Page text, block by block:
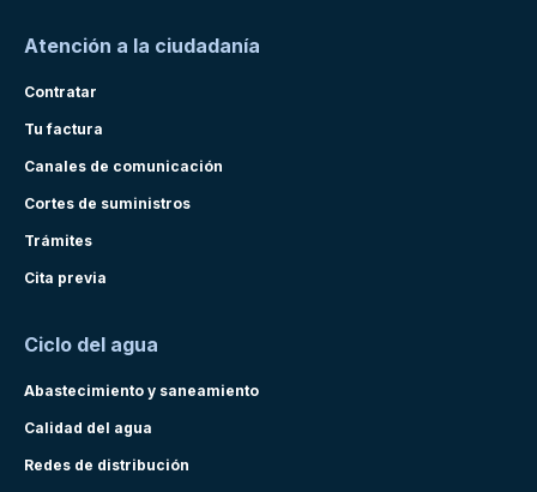
Atención a la ciudadanía
Contratar
Tu factura
Canales de comunicación
Cortes de suministros
Trámites
Cita previa
Ciclo del agua
Abastecimiento y saneamiento
Calidad del agua
Redes de distribución